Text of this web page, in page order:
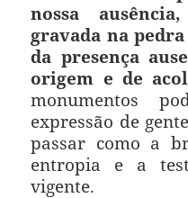
nossa
gravada na
da presença
origem e de
monumentos
expressão de
passar como a
entropia e a
vigente.